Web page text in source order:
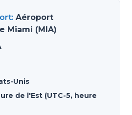
: Aéroport
Miami (MIA)
Unis
de l'Est (UTC-5, heure